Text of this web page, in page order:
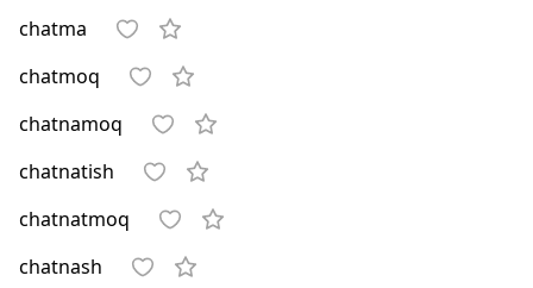
chatma
chatmoq
chatnamoq
chatnatish
chatnatmoq
chatnash